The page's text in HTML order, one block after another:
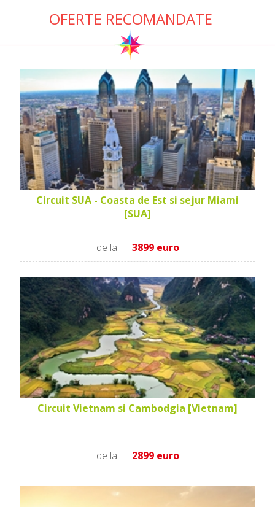
OFERTE RECOMANDATE
Circuit SUA - Coasta de Est si sejur Miami
[SUA]
de la 3899 euro
Circuit Vietnam si Cambodgia [Vietnam]
de la 2899 euro